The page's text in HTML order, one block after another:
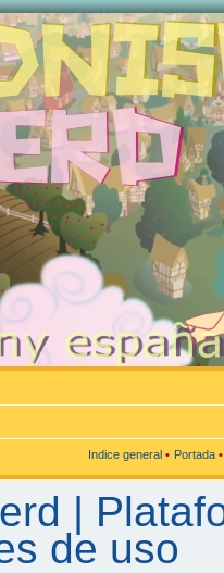
Indice general • Portada
|
de uso